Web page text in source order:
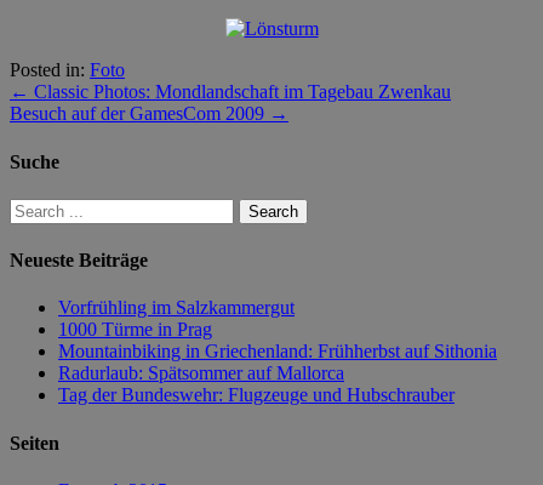
Posted in: Foto
← Classic Photos: Mondlandschaft im Tagebau Zwenkau
Besuch auf der GamesCom 2009 →
Suche
Neueste Beiträge
Vorfrühling im Salzkammergut
1000 Türme in Prag
Mountainbiking in Griechenland: Frühherbst auf Sithonia
Radurlaub: Spätsommer auf Mallorca
Tag der Bundeswehr: Flugzeuge und Hubschrauber
Seiten